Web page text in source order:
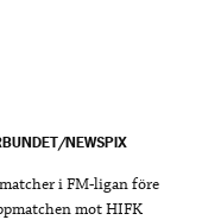
NEWSPIX
i FM-ligan före
mot HIFK